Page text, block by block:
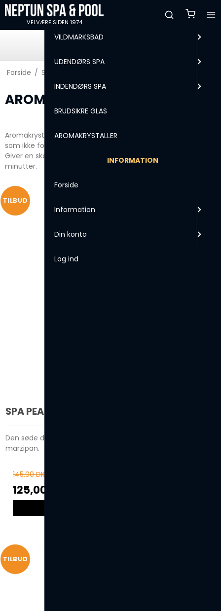
VELVÆRE SIDEN 1974
+20.000 KUNDER
Forside / Shop
AROMAKRYSTALLER
Aromakrystaller i høj kvalitet specialdesignet til udendørs spa,
som ikke forurener eller skummer i vandet.
Giver en skøn duft i dampen fra det varme vand i 10 - 20
minutter.
TILBUD
SPA PEARLS - AMARETTO
Den søde duft af Amaretto med noter af vanilje, mandler og
marzipan.
145,00 DKK
125,00 DKK
TILBUD
VILDMARKSBAD
UDENDØRS SPA
INDENDØRS SPA
BRUDSIKRE GLAS
AROMAKRYSTALLER
INFORMATION
Forside
Information
Din konto
Log ind